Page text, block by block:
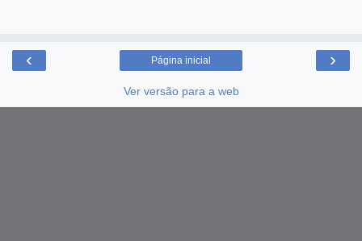
‹ ›
Página inicial
Ver versão para a web